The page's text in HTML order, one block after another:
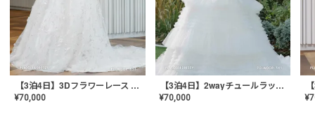
【3泊4日】3Dフラワーレース ドレス〈PD-WDOR-331〉
¥70,000
【3泊4日】2wayチュールラッフルドレス〈PD-WDOR-341RTL〉
¥70,000 ¥